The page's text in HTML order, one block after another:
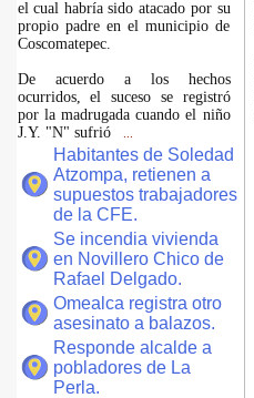
el cual habría sido atacado por su
propio padre en el municipio de
Coscomatepec.
De acuerdo a los hechos
ocurridos, el suceso se registró
por la madrugada cuando el niño
J.Y. "N" sufrió
Habitantes de Soledad
Atzompa, retienen a
supuestos trabajadores
de la CFE.
Se incendia vivienda
en Novillero Chico de
Rafael Delgado.
Omealca registra otro
asesinato a balazos.
Responde alcalde a
pobladores de La
Perla.